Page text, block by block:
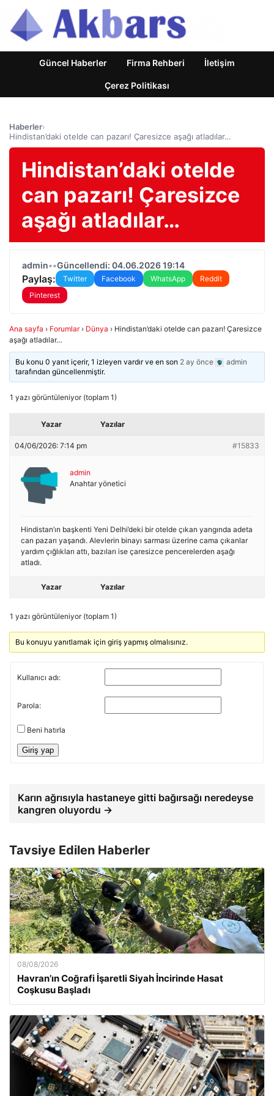
Güncel Haberler Firma Rehberi İletişim
Çerez Politikası
Haberler›
Hindistan’daki otelde can pazarı! Çaresizce aşağı atladılar…
Hindistan’daki otelde
can pazarı! Çaresizce
aşağı atladılar…
admin••Güncellendi: 04.06.2026 19:14
Paylaş: Twitter Facebook WhatsApp
Reddit
Pinterest
Ana sayfa › Forumlar › Dünya › Hindistan’daki otelde can pazarı! Çaresizce
aşağı atladılar…
Bu konu 0 yanıt içerir, 1 izleyen vardır ve en son 2 ay önce
admin
tarafından güncellenmiştir.
1 yazı görüntüleniyor (toplam 1)
Yazar Yazılar
04/06/2026: 7:14 pm #15833
admin
Anahtar yönetici
Hindistan’ın başkenti Yeni Delhi’deki bir otelde çıkan yangında adeta
can pazarı yaşandı. Alevlerin binayı sarması üzerine cama çıkanlar
yardım çığlıkları attı, bazıları ise çaresizce pencerelerden aşağı
atladı.
Yazar Yazılar
1 yazı görüntüleniyor (toplam 1)
Bu konuyu yanıtlamak için giriş yapmış olmalısınız.
Kullanıcı adı:
Parola:
Beni hatırla
Giriş yap
Karın ağrısıyla hastaneye gitti bağırsağı neredeyse
kangren oluyordu →
Tavsiye Edilen Haberler
08/08/2026
Havran’ın Coğrafi İşaretli Siyah İncirinde Hasat
Coşkusu Başladı